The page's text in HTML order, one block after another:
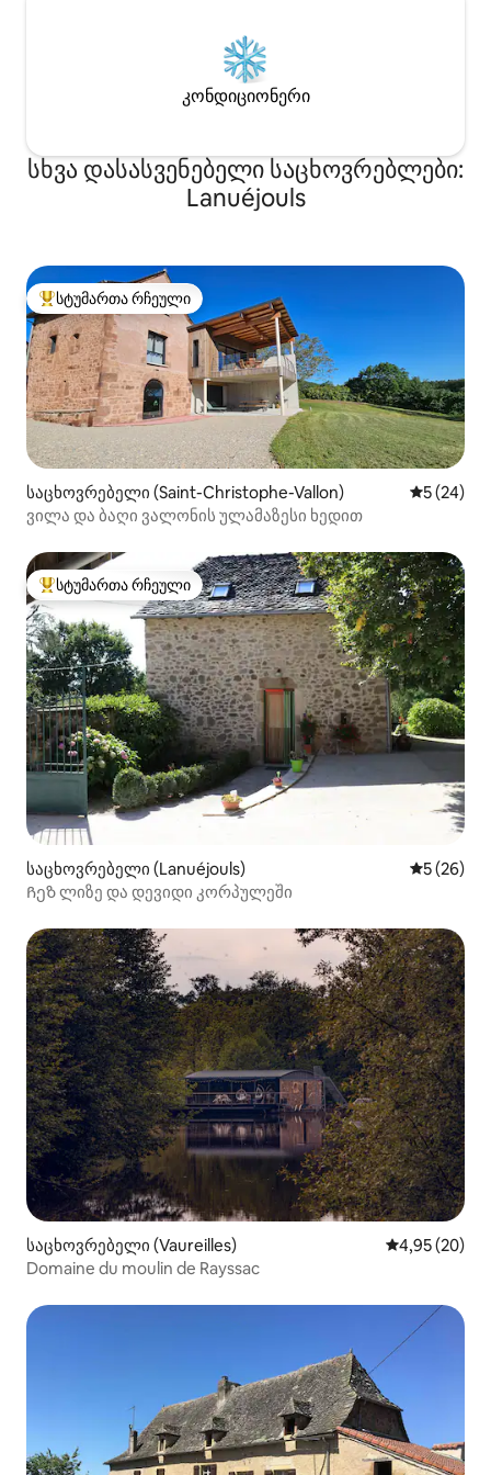
კონდიციონერი
სხვა დასასვენებელი საცხოვრებლები:
Lanuéjouls
სტუმართა რჩეული მოწინავე ვარიანტი
სტუმართა რჩეული
საცხოვრებელი (Saint-Christophe-Vallon) საშუალო
5 (24)
ვილა და ბაღი ვალონის ულამაზესი ხედით
სტუმართა რჩეული მოწინავე ვარიანტი
სტუმართა რჩეული
საცხოვრებელი (Lanuéjouls) საშუალო
5 (26)
Ჩეზ ლიზე და დევიდი კორპულეში
საცხოვრებელი (Vaureilles) საშუალო
4,95 (20)
Domaine du moulin de Rayssac